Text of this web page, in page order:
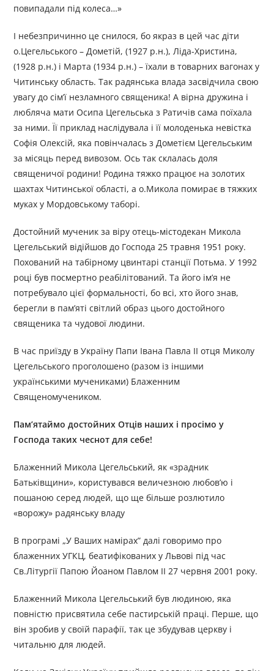
повипадали під колеса…»
І небезпричинно це снилося, бо якраз в цей час діти
о.Цегельського – Дометій, (1927 р.н.), Ліда-Христина,
(1928 р.н.) і Марта (1934 р.н.) – їхали в товарних вагонах у
Читинську область. Так радянська влада засвідчила свою
увагу до сім’ї незламного священика! А вірна дружина і
любляча мати Осипа Цегельська з Ратичів сама поїхала
за ними. Її приклад наслідувала і її молоденька невістка
Софія Олексій, яка повінчалась з Дометієм Цегельським
за місяць перед вивозом. Ось так склалась доля
священичої родини! Родина тяжко працює на золотих
шахтах Читинської області, а о.Микола помирає в тяжких
муках у Мордовському таборі.
Достойний мученик за віру отець-містодекан Микола
Цегельський відійшов до Господа 25 травня 1951 року.
Похований на табірному цвинтарі станції Потьма. У 1992
році був посмертно реабілітований. Та його ім’я не
потребувало цієї формальності, бо всі, хто його знав,
берегли в пам’яті світлий образ цього достойного
священика та чудової людини.
В час приїзду в Україну Папи Івана Павла ІІ отця Миколу
Цегельського проголошено (разом із іншими
українськими мучениками) Блаженним
Священомучеником.
Пам’ятаймо достойних Отців наших і просімо у
Господа таких чеснот для себе!
Блаженний Микола Цегельський, як «зрадник
Батьківщини», користувався величезною любов’ю і
пошаною серед людей, що ще більше розлютило
«ворожу» радянську владу
В програмі „У Ваших намірах” далі говоримо про
блаженних УГКЦ, беатифікованих у Львові під час
Св.Літургії Папою Йоаном Павлом ІІ 27 червня 2001 року.
Блаженний Микола Цегельський був людиною, яка
повністю присвятила себе пастирській праці. Перше, що
він зробив у своїй парафії, так це збудував церкву і
читальню для людей.